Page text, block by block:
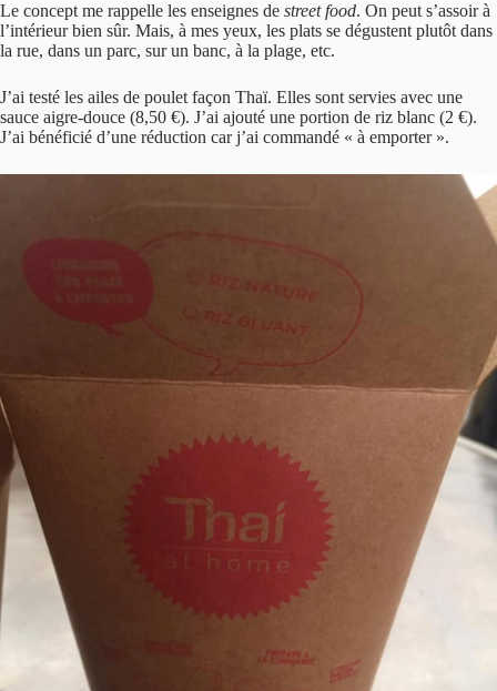
Le concept me rappelle les enseignes de street food. On peut s’assoir à
l’intérieur bien sûr. Mais, à mes yeux, les plats se dégustent plutôt dans
la rue, dans un parc, sur un banc, à la plage, etc.
J’ai testé les ailes de poulet façon Thaï. Elles sont servies avec une
sauce aigre-douce (8,50 €). J’ai ajouté une portion de riz blanc (2 €).
J’ai bénéficié d’une réduction car j’ai commandé « à emporter ».